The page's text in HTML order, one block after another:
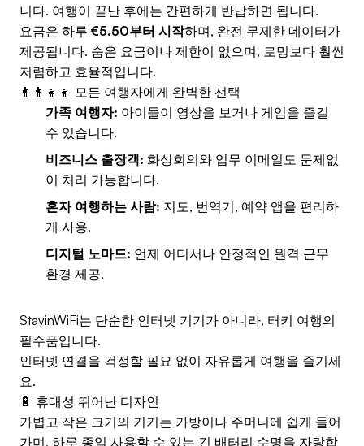
니다. 여행이 끝난 후에는 간편하게 반납하면 됩니다.
요금은 하루 €5.50부터 시작하며, 완전 무제한 데이터가
제공됩니다. 숨은 요금이나 제한이 없으며, 로밍보다 훨씬
저렴하고 효율적입니다.
👨‍👩‍👧‍👦 모든 여행자에게 완벽한 선택
가족 여행자: 아이들이 영상을 보거나 게임을 즐길
수 있습니다.
비즈니스 출장객: 화상회의와 업무 이메일도 문제없
이 처리 가능합니다.
혼자 여행하는 사람: 지도, 번역기, 예약 앱을 편리하
게 사용.
디지털 노마드: 언제 어디서나 안정적인 원격 근무
환경 제공.
StayinWiFi는 단순한 인터넷 기기가 아니라, 터키 여행의
필수품입니다.
인터넷 연결을 걱정할 필요 없이 자유롭게 여행을 즐기세
요.
🔋 휴대성 뛰어난 디자인
가볍고 작은 크기의 기기는 가방이나 주머니에 쉽게 들어
가며, 하루 종일 사용할 수 있는 긴 배터리 수명을 자랑합